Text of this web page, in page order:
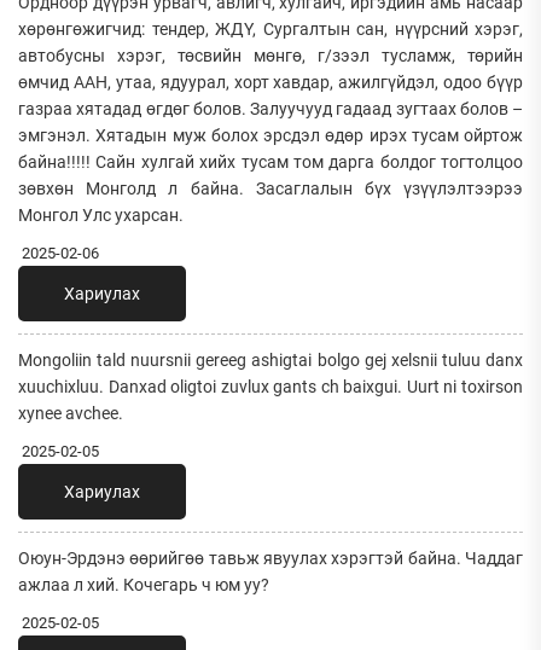
хөрөнгөжигчид: тендер, ЖДҮ, Сургалтын сан, нүүрсний хэрэг,
автобусны хэрэг, төсвийн мөнгө, г/зээл тусламж, төрийн
өмчид ААН, утаа, ядуурал, хорт хавдар, ажилгүйдэл, одоо бүүр
газраа хятадад өгдөг болов. Залуучууд гадаад зугтаах болов –
эмгэнэл. Хятадын муж болох эрсдэл өдөр ирэх тусам ойртож
байна!!!!! Сайн хулгай хийх тусам том дарга болдог тогтолцоо
зөвхөн Монголд л байна. Засаглалын бүх үзүүлэлтээрээ
Монгол Улс ухарсан.
2025-02-06
Хариулах
Mongoliin tald nuursnii gereeg ashigtai bolgo gej xelsnii tuluu danx
xuuchixluu. Danxad oligtoi zuvlux gants ch baixgui. Uurt ni toxirson
xynee avchee.
2025-02-05
Хариулах
Оюун-Эрдэнэ өөрийгөө тавьж явуулах хэрэгтэй байна. Чаддаг
ажлаа л хий. Кочегарь ч юм уу?
2025-02-05